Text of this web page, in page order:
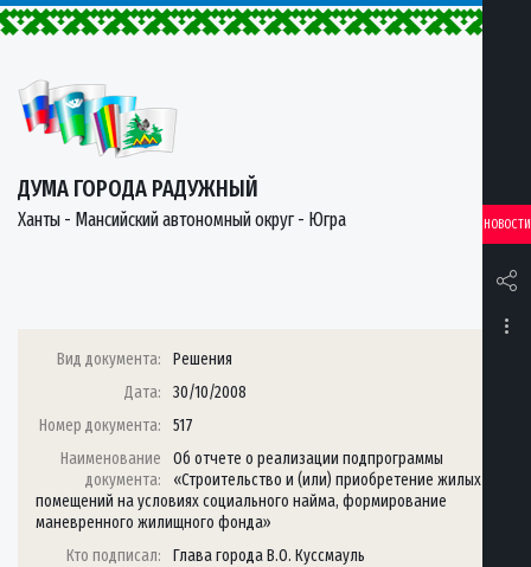
ДУМА ГОРОДА РАДУЖНЫЙ
Ханты - Мансийский автономный округ - Югра НОВОСТИ
Вид документа:
Решения
Дата:
30/10/2008
Номер документа:
517
Наименование
документа:
Об отчете о реализации подпрограммы
«Строительство и (или) приобретение жилых
помещений на условиях социального найма, формирование
маневренного жилищного фонда»
Кто подписал:
Глава города В.О. Куссмауль